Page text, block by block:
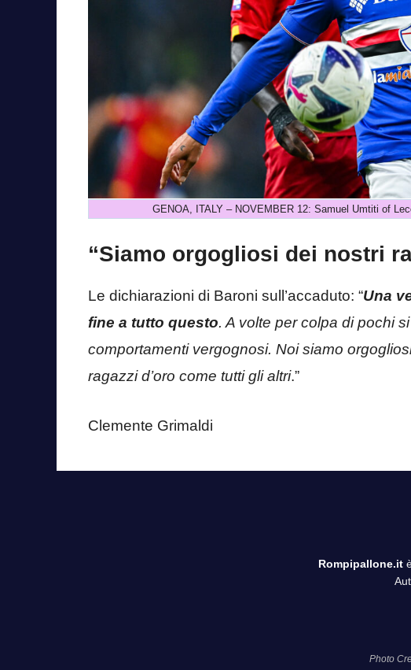
GENOA, ITALY – NOVEMBER 12: Samuel Umtiti of
“Siamo orgogliosi dei nostri
Le dichiarazioni di Baroni sull’accaduto: “Una
fine a tutto questo. A volte per colpa di pochi
comportamenti vergognosi. Noi siamo
ragazzi d’oro come tutti gli altri.”
Clemente Grimaldi
Rompipallone.it
Photo